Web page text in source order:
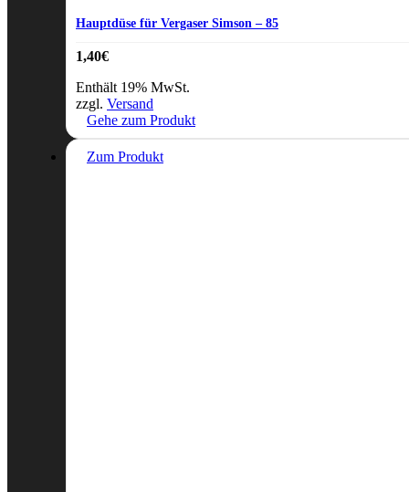
Hauptdüse für Vergaser Simson – 85
1,40€
Enthält 19% MwSt.
zzgl. Versand
Gehe zum Produkt
Zum Produkt